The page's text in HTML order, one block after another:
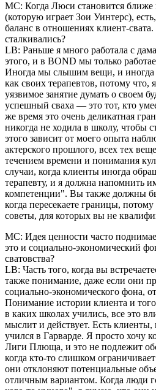
MC: Когда Люси становится
(которую играет Зои Уинтерс),
баланс в отношениях клиент-
сталкивались?
LB: Раньше я много работала с
этого, и в BOND мы только
Иногда мы слышим вещи, и
как своих терапевтов, потому что,
уязвимое занятие думать о своем
успешный сваха — это тот, кто
же время это очень деликатная
никогда не ходила в школу, чтобы
этого зависит от моего опыта
актерского прошлого, всех тех
течением времени и понимания
случаи, когда клиенты иногда
терапевту, и я должна напомнить
компетенции". Вы также должны
когда пересекаете границы, потому
советы, для которых вы не
MC: Идея ценности часто
это и социально-экономический
сватовства?
LB: Часть того, когда вы
также понимание, даже если они
социально-экономического фона,
Понимание истории клиента и
в каких школах учились, все это
мыслит и действует. Есть
учился в Гарварде. Я просто хочу
Лиги Плюща, и это не подлежит
когда кто-то слишком
они отклоняют потенциальные
отличным вариантом. Когда люди